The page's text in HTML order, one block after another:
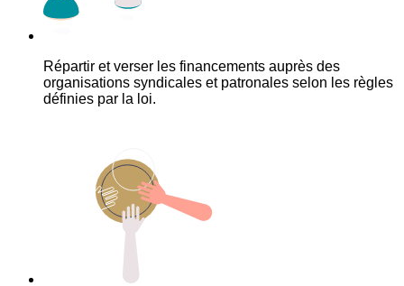
Répartir et verser les financements auprès des
organisations syndicales et patronales selon les règles
définies par la loi.